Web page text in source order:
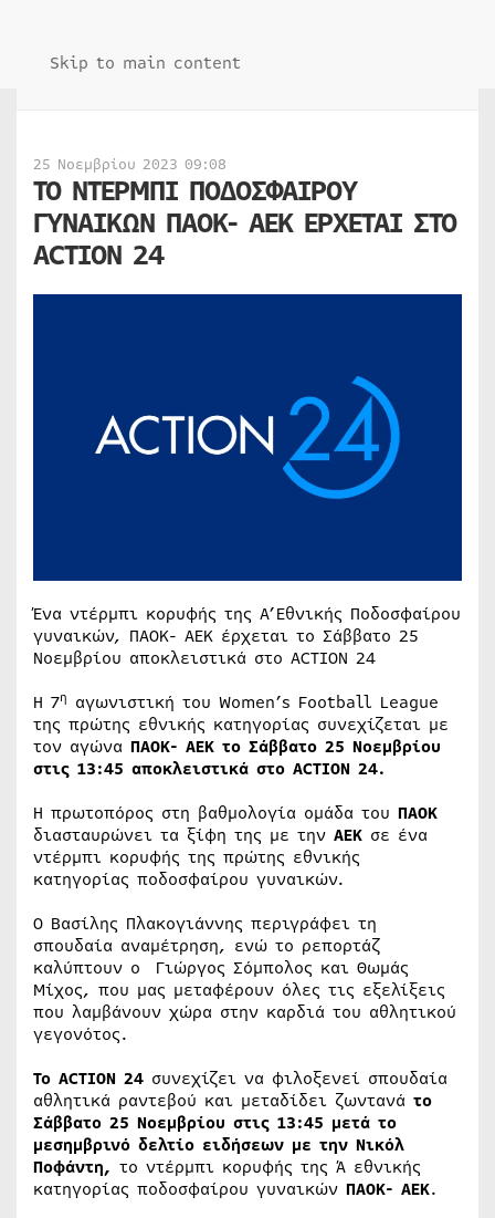
Skip to main content
25 Νοεμβρίου 2023 09:08
ΤΟ ΝΤΕΡΜΠΙ ΠΟΔΟΣΦΑΙΡΟΥ
ΓΥΝΑΙΚΩΝ ΠΑΟΚ- ΑΕΚ ΕΡΧΕΤΑΙ ΣΤΟ
ACTION 24
Ένα ντέρμπι κορυφής της Α’Εθνικής Ποδοσφαίρου
γυναικών, ΠΑΟΚ- ΑΕΚ έρχεται το Σάββατο 25
Νοεμβρίου αποκλειστικά στο ACTION 24
Η 7η αγωνιστική του Women’s Football League
της πρώτης εθνικής κατηγορίας συνεχίζεται με
τον αγώνα ΠΑΟΚ- ΑΕΚ το Σάββατο 25 Νοεμβρίου
στις 13:45 αποκλειστικά στο ACTION 24.
Η πρωτοπόρος στη βαθμολογία ομάδα του ΠΑΟΚ
διασταυρώνει τα ξίφη της με την ΑΕΚ σε ένα
ντέρμπι κορυφής της πρώτης εθνικής
κατηγορίας ποδοσφαίρου γυναικών.
Ο Βασίλης Πλακογιάννης περιγράφει τη
σπουδαία αναμέτρηση, ενώ το ρεπορτάζ
καλύπτουν ο Γιώργος Σόμπολος και Θωμάς
Μίχος, που μας μεταφέρουν όλες τις εξελίξεις
που λαμβάνουν χώρα στην καρδιά του αθλητικού
γεγονότος.
Το ACTION 24 συνεχίζει να φιλοξενεί σπουδαία
αθλητικά ραντεβού και μεταδίδει ζωντανά το
Σάββατο 25 Νοεμβρίου στις 13:45 μετά το
μεσημβρινό δελτίο ειδήσεων με την Νικόλ
Ποφάντη, το ντέρμπι κορυφής της Ά εθνικής
κατηγορίας ποδοσφαίρου γυναικών ΠΑΟΚ- ΑΕΚ.